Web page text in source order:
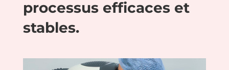
processus efficaces et
stables.